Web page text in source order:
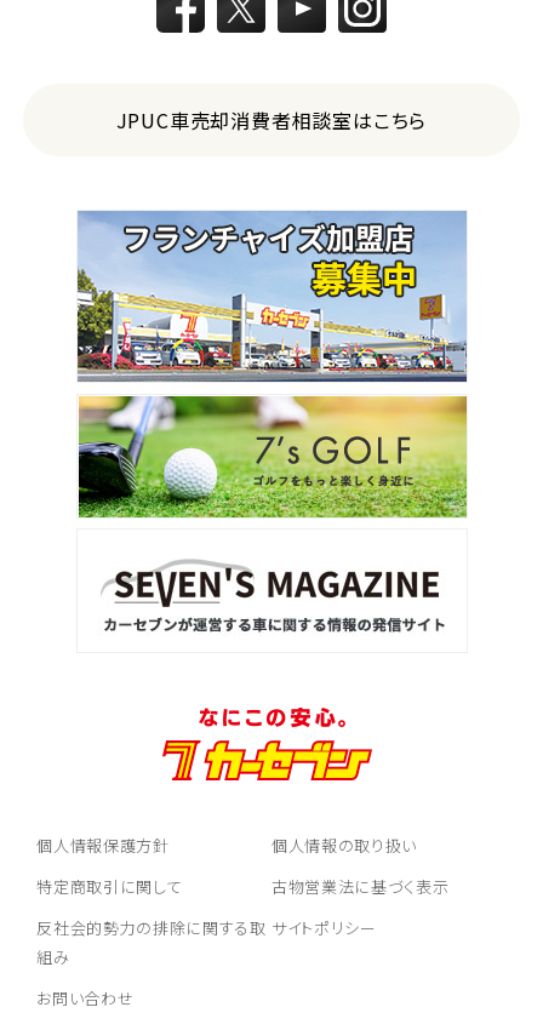
JPUC車売却消費者相談室はこちら
個人情報保護方針
個人情報の取り扱い
特定商取引に関して
古物営業法に基づく表示
反社会的勢力の排除に関する取
組み
サイトポリシー
お問い合わせ